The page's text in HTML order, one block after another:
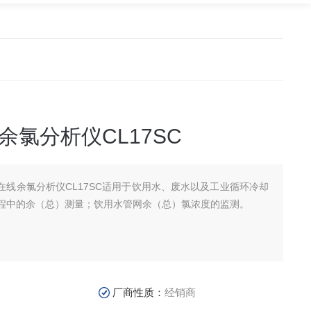
氯分析仪CL17SC
线余氯分析仪CL17SC适用于饮用水、废水以及工业循环冷却
中的余（总）测量；饮用水管网余（总）氯浓度的监测。
厂商性质：经销商